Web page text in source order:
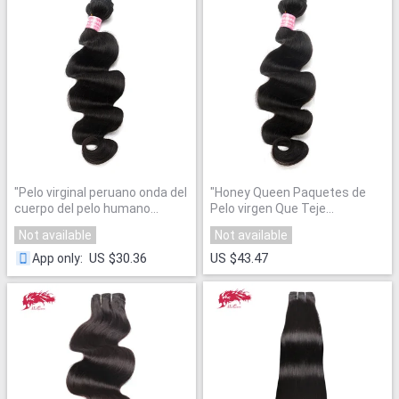
"Pelo virginal peruano onda del
cuerpo del pelo humano
Bundles una pieza miel Queen
productos de Cabello 100%
Natural extensiones el tejer
Not available
App only: US $30.36
"Honey Queen Paquetes de
Pelo virgen Que Teje
Extensiones"
Not available
US $43.47